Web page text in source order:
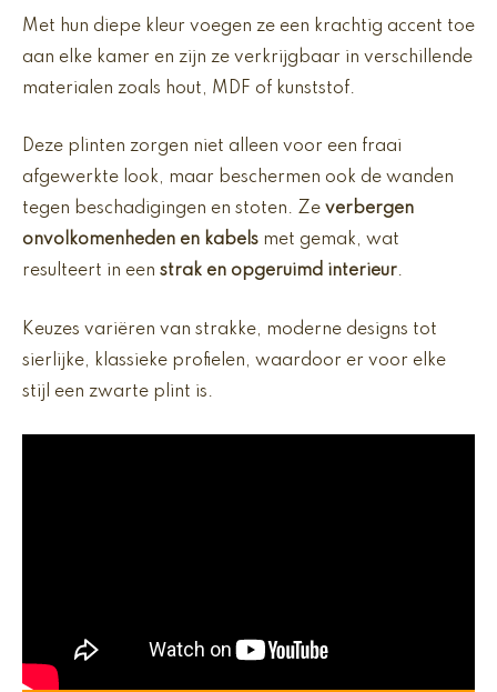
Met hun diepe kleur voegen ze een krachtig accent toe
aan elke kamer en zijn ze verkrijgbaar in verschillende
materialen zoals hout, MDF of kunststof.
Deze plinten zorgen niet alleen voor een fraai
afgewerkte look, maar beschermen ook de wanden
tegen beschadigingen en stoten. Ze verbergen
onvolkomenheden en kabels met gemak, wat
resulteert in een strak en opgeruimd interieur.
Keuzes variëren van strakke, moderne designs tot
sierlijke, klassieke profielen, waardoor er voor elke
stijl een zwarte plint is.